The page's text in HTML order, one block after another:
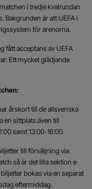
i tredje kvalrundan
Bakgrunden är att UEFA i
för arenorna.
fått acceptans av UEFA
Ett mycket glädjande
årskort till de allsvenska
en sittplats även till
samt 13:00-16:00.
till försäljning via
så är det lilla sektion e
bokas via en separat
eftermiddag.